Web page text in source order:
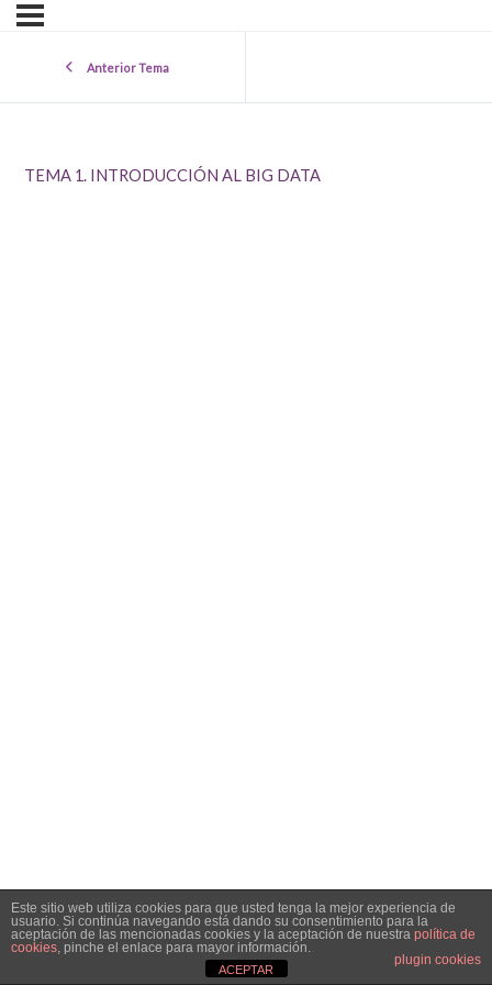
Anterior Tema
TEMA 1. INTRODUCCIÓN AL BIG DATA
Este sitio web utiliza cookies para que usted tenga la mejor experiencia de
usuario. Si continúa navegando está dando su consentimiento para la
aceptación de las mencionadas cookies y la aceptación de nuestra política de
cookies, pinche el enlace para mayor información.
plugin cookies
ACEPTAR